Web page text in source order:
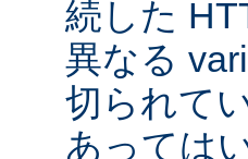
続した
異なる
切られて
あっては